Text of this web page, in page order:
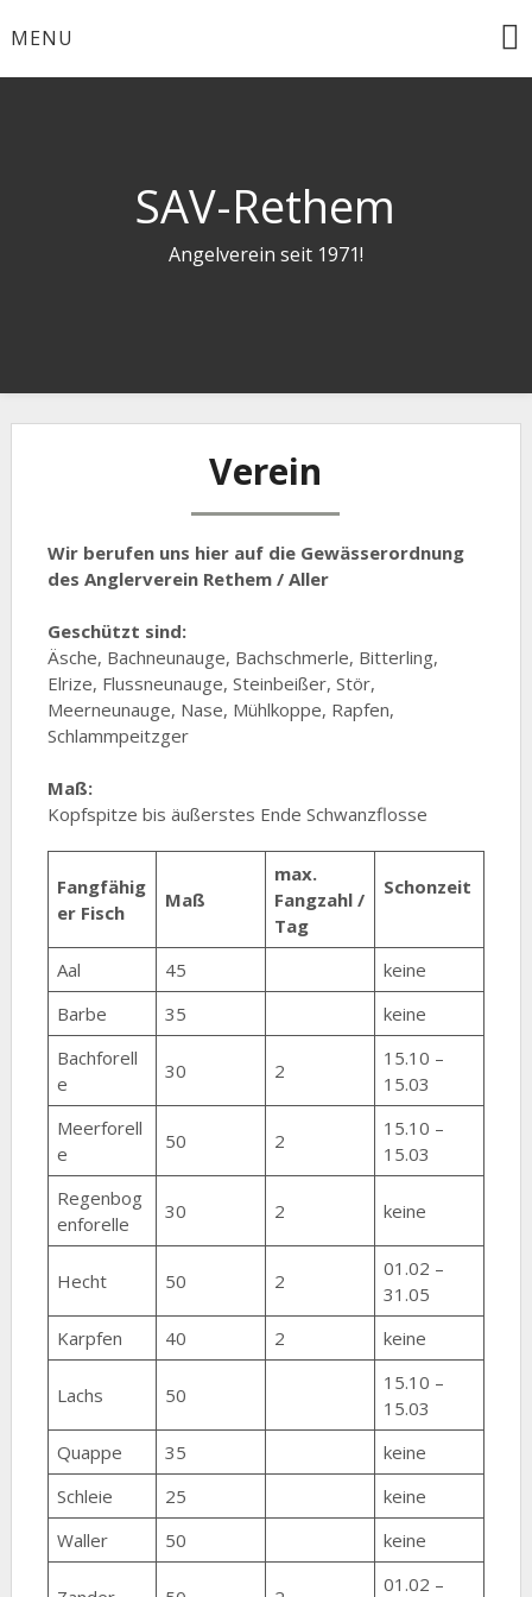
toMENU
SAV-Rethem
Angelverein seit 1971!
Verein
Wir berufen uns hier auf die Gewässerordnung
des Anglerverein Rethem / Aller
Geschützt sind:
Äsche, Bachneunauge, Bachschmerle, Bitterling,
Elrize, Flussneunauge, Steinbeißer, Stör,
Meerneunauge, Nase, Mühlkoppe, Rapfen,
Schlammpeitzger
Maß:
Kopfspitze bis äußerstes Ende Schwanzflosse
Fangfähig
er Fisch
Maß
max.
Fangzahl /
Tag
Schonzeit
Aal 45
keine
Barbe
35
keine
Bachforell
e
30 2
15.10 –
15.03
Meerforell
e
50 2
15.10 –
15.03
Regenbog
enforelle
30 2 keine
Hecht 50 2
01.02 –
31.05
Karpfen
40 2 keine
Lachs 50
15.10 –
15.03
Quappe
35
keine
Schleie
25
keine
Waller
50 keine
01.02 –